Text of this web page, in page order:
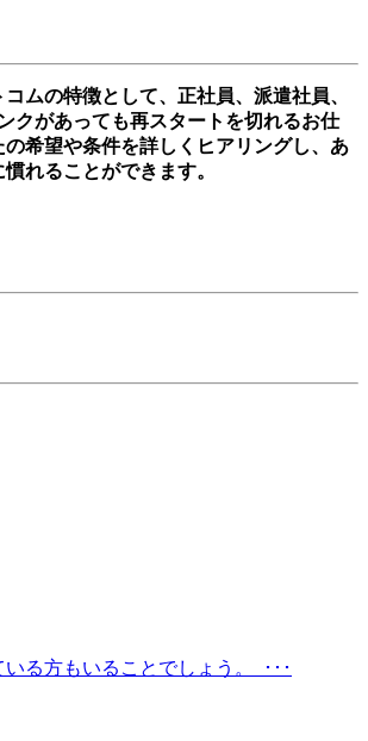
ムの特徴として、正社員、派遣社員、
クがあっても再スタートを切れるお仕
希望や条件を詳しくヒアリングし、あ
れることができます。
る方もいることでしょう。 ･･･